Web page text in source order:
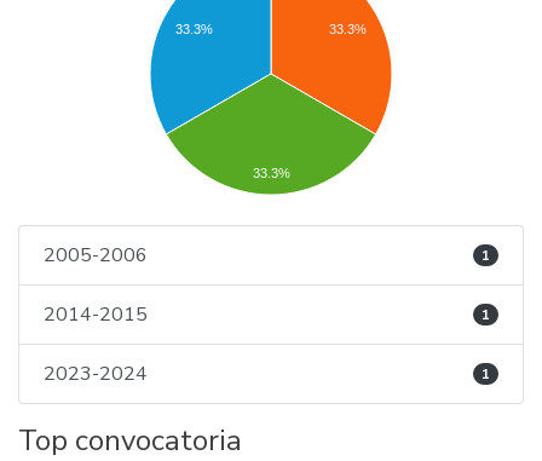
33.3%
33.3%
33.3%
2005-2006 1
2014-2015 1
2023-2024 1
Top convocatoria